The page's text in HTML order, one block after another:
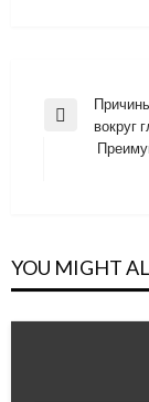
Previousвокруг
YOU MIGHT